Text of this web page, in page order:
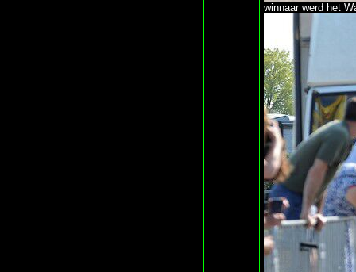
winnaar werd het